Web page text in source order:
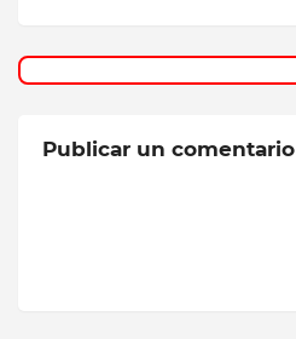
Publicar un comentario